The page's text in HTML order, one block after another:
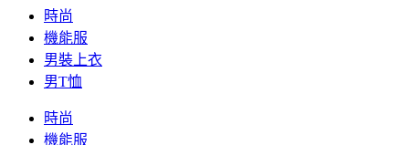
時尚
機能服
男裝上衣
男T恤
時尚
機能服